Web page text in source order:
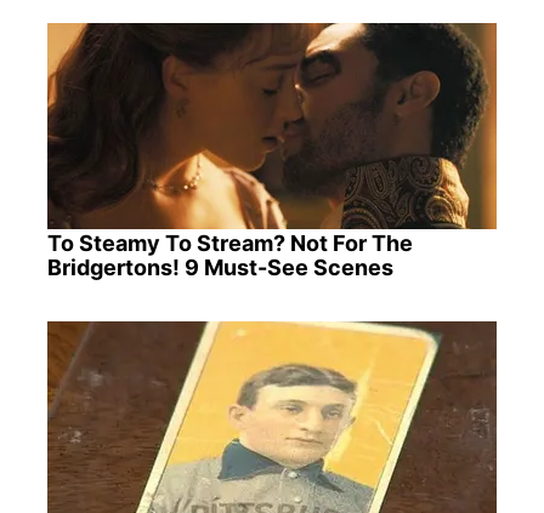
To Steamy To Stream? Not For The
Bridgertons! 9 Must-See Scenes